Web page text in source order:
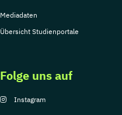
Mediadaten
Übersicht Studienportale
Folge uns auf
Instagram